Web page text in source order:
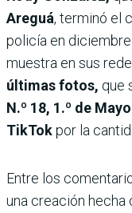
Areguá, terminó el
policía en
muestra en sus
últimas fotos, que
N.º 18, 1.º de Mayo
TikTokpor la
Entre los
una creación hecha